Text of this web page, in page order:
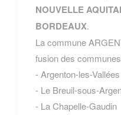
NOUVELLE
BORDEAUX.
La commune
fusion des
- Argenton-les-Vallées
- Le Breuil-sous-
- La Chapelle-Gaudin